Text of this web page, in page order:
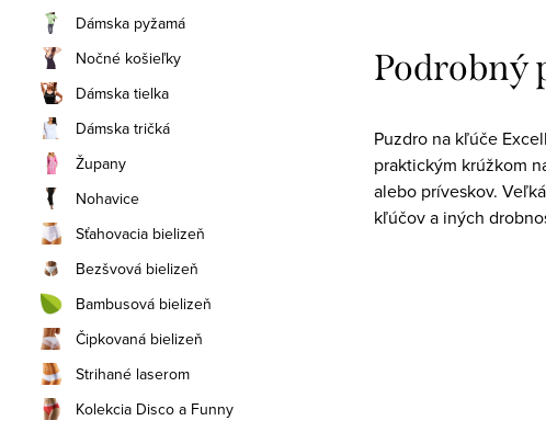
Dámska pyžamá
Nočné košieľky
Dámska tielka
Dámska tričká
Župany
Nohavice
Sťahovacia bielizeň
Bezšvová bielizeň
Bambusová bielizeň
Čipkovaná bielizeň
Strihané laserom
Kolekcia Disco a Funny
Podrobný
Puzdro na kľúče
praktickým krúžkom
alebo príveskov.
kľúčov a iných